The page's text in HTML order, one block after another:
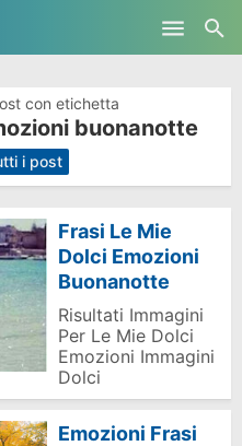
con etichetta
buonanotte
i post
Frasi Le Mie
Dolci Emozioni
Buonanotte
Risultati Immagini
Per Le Mie Dolci
Emozioni Immagini
Dolci
Emozioni Frasi